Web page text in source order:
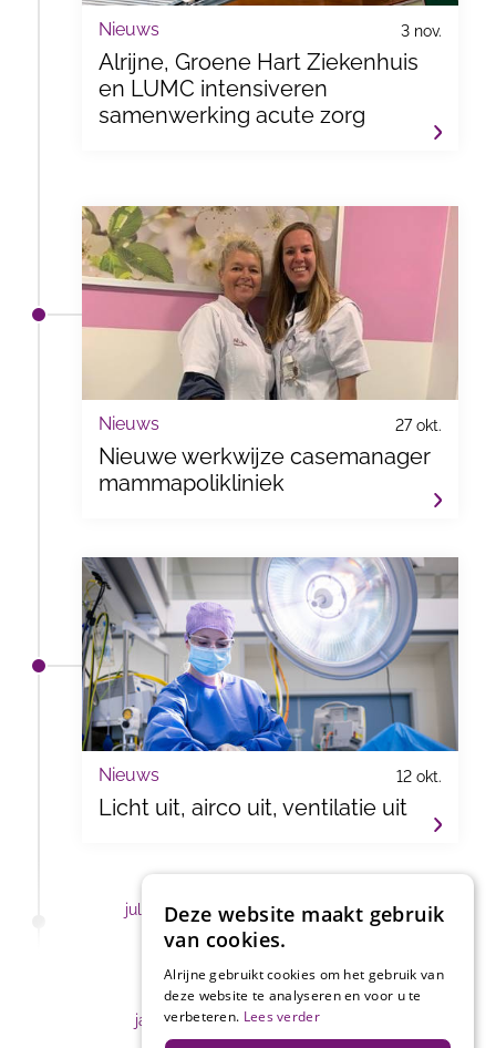
Nieuws 3 nov.
Alrijne, Groene Hart Ziekenhuis
en LUMC intensiveren
samenwerking acute zorg
Nieuws 27 okt.
Nieuwe werkwijze casemanager
mammapolikliniek
Nieuws 12 okt.
Licht uit, airco uit, ventilatie uit
juli, augustus & september - 2022
april, mei & juni - 2022
januari, februari & maart - 2022
Deze website maakt gebruik
van cookies.
Alrijne gebruikt cookies om het gebruik van
deze website te analyseren en voor u te
verbeteren. Lees verder